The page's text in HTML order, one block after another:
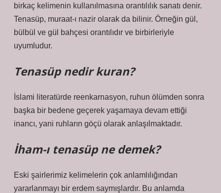
birkaç kelimenin kullanılmasına orantılılık sanatı denir.
Tenasüp, muraat-ı nazir olarak da bilinir. Örneğin gül,
bülbül ve gül bahçesi orantılıdır ve birbirleriyle
uyumludur.
Tenasüp nedir kuran?
İslami literatürde reenkarnasyon, ruhun ölümden sonra
başka bir bedene geçerek yaşamaya devam ettiği
inancı, yani ruhların göçü olarak anlaşılmaktadır.
İham-ı tenasüp ne demek?
Eski şairlerimiz kelimelerin çok anlamlılığından
yararlanmayı bir erdem saymışlardır. Bu anlamda